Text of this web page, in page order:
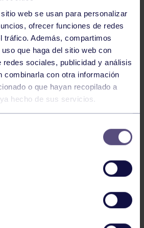
web se usan para personalizar
ofrecer funciones de redes
tráfico. Además, compartimos
que haga del sitio web con
redes sociales, publicidad y análisis
combinarla con otra información
o que hayan recopilado a
hecho de sus servicios.
DE LA SECCIÓN